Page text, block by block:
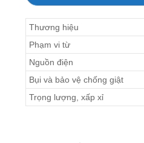
Thương hiệu
Phạm vi từ
Nguồn điện
Bụi và bảo vệ chống giật
Trọng lượng, xấp xỉ